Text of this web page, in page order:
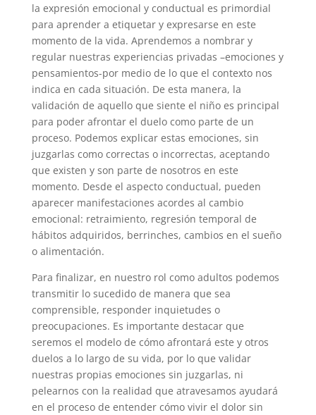
la expresión emocional y conductual es primordial
para aprender a etiquetar y expresarse en este
momento de la vida. Aprendemos a nombrar y
regular nuestras experiencias privadas –emociones y
pensamientos-por medio de lo que el contexto nos
indica en cada situación. De esta manera, la
validación de aquello que siente el niño es principal
para poder afrontar el duelo como parte de un
proceso. Podemos explicar estas emociones, sin
juzgarlas como correctas o incorrectas, aceptando
que existen y son parte de nosotros en este
momento. Desde el aspecto conductual, pueden
aparecer manifestaciones acordes al cambio
emocional: retraimiento, regresión temporal de
hábitos adquiridos, berrinches, cambios en el sueño
o alimentación.
Para finalizar, en nuestro rol como adultos podemos
transmitir lo sucedido de manera que sea
comprensible, responder inquietudes o
preocupaciones. Es importante destacar que
seremos el modelo de cómo afrontará este y otros
duelos a lo largo de su vida, por lo que validar
nuestras propias emociones sin juzgarlas, ni
pelearnos con la realidad que atravesamos ayudará
en el proceso de entender cómo vivir el dolor sin